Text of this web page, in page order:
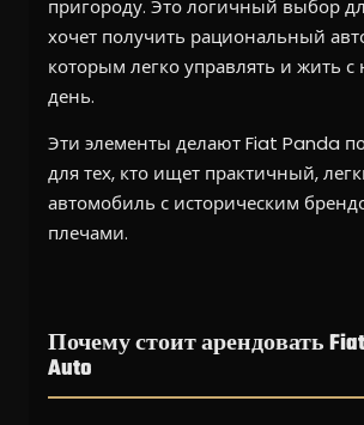
пригороду. Это логичный выбор
хочет получить рациональный
которым легко управлять и жить
день.
Эти элементы делают Fiat Panda
для тех, кто ищет практичный,
автомобиль с историческим
плечами.
Почему стоит арендовать Fiat
Auto